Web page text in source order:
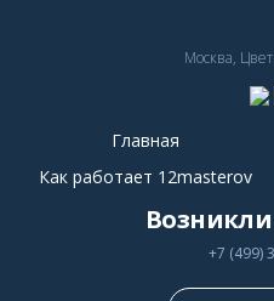
Москва,
Главная
Как работает 12masterov
+7 (499)